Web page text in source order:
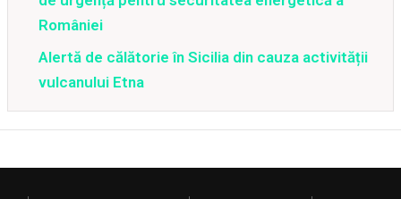
României
Alertă de călătorie în Sicilia din cauza activității
vulcanului Etna